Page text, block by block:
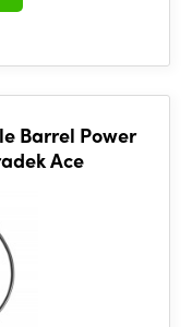
Barrel Power
Ace